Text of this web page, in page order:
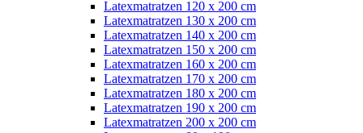
Latexmatratzen 120 x 200 cm
Latexmatratzen 130 x 200 cm
Latexmatratzen 140 x 200 cm
Latexmatratzen 150 x 200 cm
Latexmatratzen 160 x 200 cm
Latexmatratzen 170 x 200 cm
Latexmatratzen 180 x 200 cm
Latexmatratzen 190 x 200 cm
Latexmatratzen 200 x 200 cm